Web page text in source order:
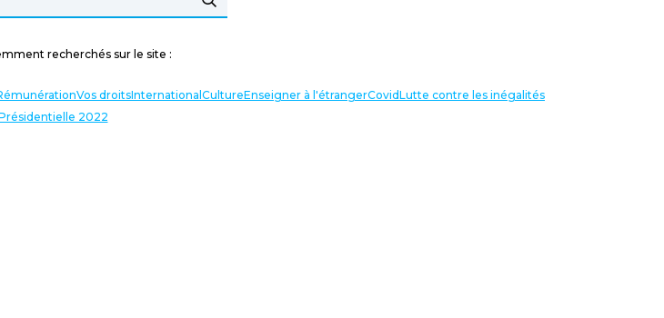
recherchés sur le site :
Vos droitsInternational CultureEnseigner à l'étrangerCovidLutte contre les inégalités
2022